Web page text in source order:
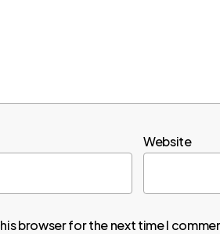
Website
browser for the next time I